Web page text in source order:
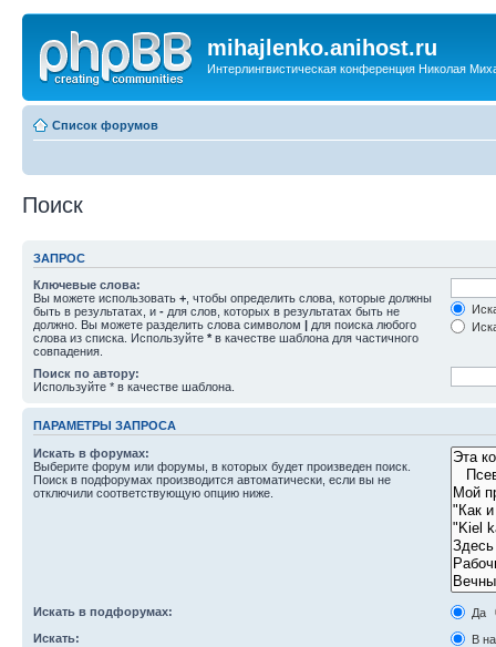
mihajlenko.anihost.ru
Интерлингвистическая конференция Николая
Список форумов
Поиск
ЗАПРОС
Ключевые слова:
Вы можете использовать + , чтобы определить слова, которые должны
быть в результатах, и - для слов, которых в результатах быть не
должно. Вы можете разделить слова символом | для поиска любого
слова из списка. Используйте * в качестве шаблона для частичного
совпадения.
Поиск по автору:
Используйте * в качестве шаблона.
ПАРАМЕТРЫ ЗАПРОСА
Искать в форумах:
Выберите форум или форумы, в которых будет произведен поиск.
Поиск в подфорумах производится автоматически, если вы не
отключили соответствующую опцию ниже.
Искать в подфорумах:
Да
Искать:
В